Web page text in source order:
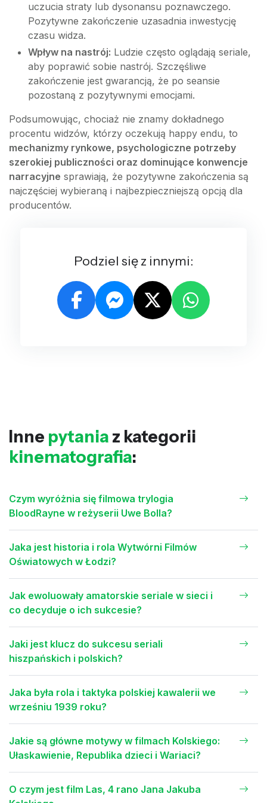
uczucia straty lub dysonansu poznawczego.
Pozytywne zakończenie uzasadnia inwestycję
czasu widza.
Wpływ na nastrój: Ludzie często oglądają seriale,
aby poprawić sobie nastrój. Szczęśliwe
zakończenie jest gwarancją, że po seansie
pozostaną z pozytywnymi emocjami.
Podsumowując, chociaż nie znamy dokładnego
procentu widzów, którzy oczekują happy endu, to
mechanizmy rynkowe, psychologiczne potrzeby
szerokiej publiczności oraz dominujące konwencje
narracyjne sprawiają, że pozytywne zakończenia są
najczęściej wybieraną i najbezpieczniejszą opcją dla
producentów.
Podziel się z innymi:
Inne pytania z kategorii
kinematografia:
Czym wyróżnia się filmowa trylogia
BloodRayne w reżyserii Uwe Bolla?
Jaka jest historia i rola Wytwórni Filmów
Oświatowych w Łodzi?
Jak ewoluowały amatorskie seriale w sieci i
co decyduje o ich sukcesie?
Jaki jest klucz do sukcesu seriali
hiszpańskich i polskich?
Jaka była rola i taktyka polskiej kawalerii we
wrześniu 1939 roku?
Jakie są główne motywy w filmach Kolskiego:
Ułaskawienie, Republika dzieci i Wariaci?
O czym jest film Las, 4 rano Jana Jakuba